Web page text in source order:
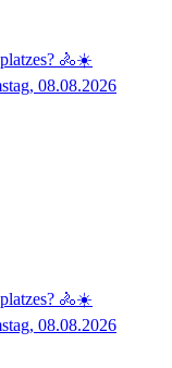
🚴☀️
08.08.2026
🚴☀️
08.08.2026